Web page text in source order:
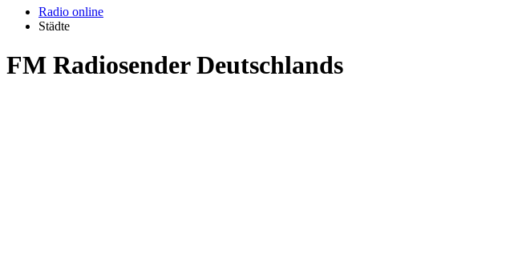
Radio online
Städte
FM Radiosender Deutschlands